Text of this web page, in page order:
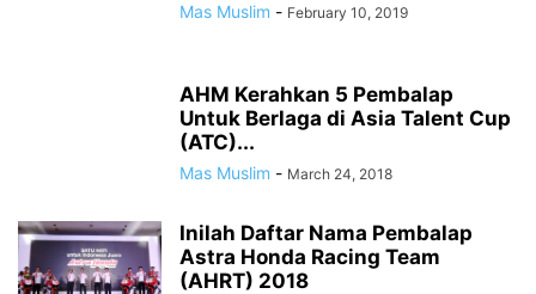
Mas Muslim - February 10, 2019
AHM Kerahkan 5 Pembalap
Untuk Berlaga di Asia Talent Cup
(ATC)...
Mas Muslim - March 24, 2018
Inilah Daftar Nama Pembalap
Astra Honda Racing Team
(AHRT) 2018